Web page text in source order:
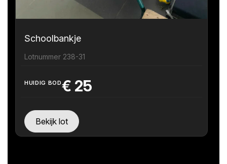
Schoolbankje
Lotnummer 238-31
HUIDIG BOD€ 25
Bekijk lot